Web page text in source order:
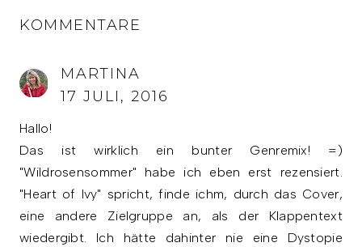
KOMMENTARE
MARTINA
17 JULI, 2016
Hallo!
Das ist wirklich ein bunter Genremix! =)
"Wildrosensommer" habe ich eben erst rezensiert.
"Heart of Ivy" spricht, finde ichm, durch das Cover,
eine andere Zielgruppe an, als der Klappentext
wiedergibt. Ich hätte dahinter nie eine Dystopie